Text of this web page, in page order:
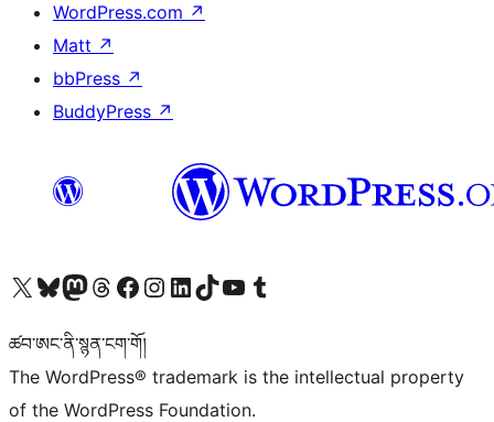
WordPress.com ↗
Matt ↗
bbPress ↗
BuddyPress ↗
Visit our X (formerly Twitter) account
Visit our Bluesky account
Visit our Mastodon account
Visit our Threads account
Visit our Facebook page
Visit our Instagram account
Visit our LinkedIn account
Visit our TikTok account
Visit our YouTube channel
Visit our Tumblr account
ཚབ་ཨང་ནི་སྙན་ངག་གོ།
The WordPress® trademark is the intellectual property
of the WordPress Foundation.